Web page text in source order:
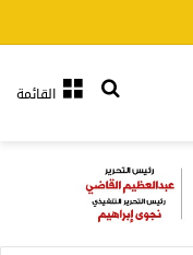
القائمةبحث عن